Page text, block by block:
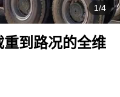
1/4
到路况的全维